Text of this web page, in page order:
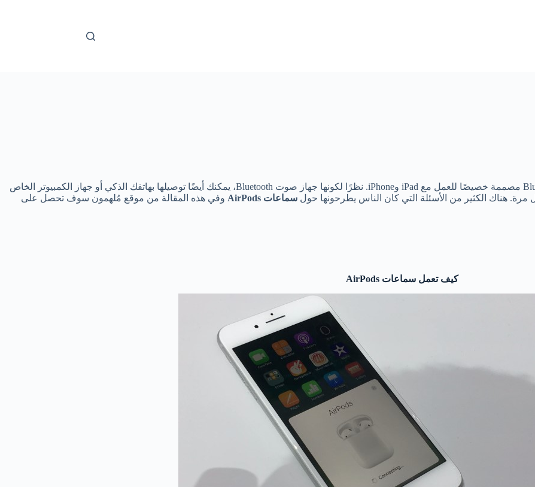
AirPods Pro هي سماعات رأس داخل الأذن لاسلكية تعمل بتقنية Bluetooth مصممة خصيصًا للعمل مع iPad وiPhone. نظرًا لكونها جهاز صوت Bluetooth، يمكنك أيضًا توصيلها بهاتفك الذكي أو جهاز الكمبيوتر الخاص
مرة. هناك الكثير من الأسئلة التي كان الناس يطرحونها حول سماعات AirPods وفي هذه المقالة من موقع مُلهمون سوف تحصل على
كيف تعمل سماعات AirPods